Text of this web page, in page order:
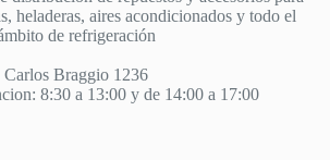
heladeras, aires acondicionados y todo el
de refrigeración
Carlos Braggio 1236
8:30 a 13:00 y de 14:00 a 17:00